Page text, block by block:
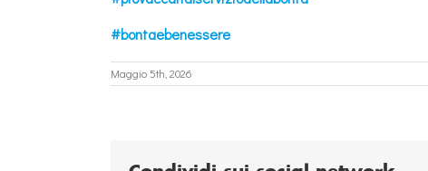
#bontaebenessere
Maggio 5th, 2026